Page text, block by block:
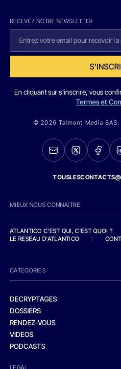
RECEVEZ NOTRE NEWSLETTER
En cliquant sur s'inscrire, vous
Termes et
© 2026 Talmont Media
MIEUX NOUS CONNAITRE
ATLANTICO C'EST QUI, C'EST QUOI ?
LE RESEAU D'ATLANTICO
/
CATEGORIES
DECRYPTAGES
DOSSIERS
RENDEZ-VOUS
VIDEOS
PODCASTS
LEGAL